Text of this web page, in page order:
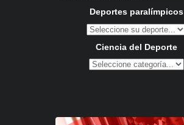
Deportes paralímpicos
Ciencia del Deporte